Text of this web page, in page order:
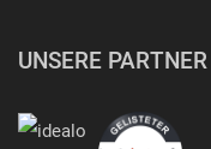
UNSERE PARTNER